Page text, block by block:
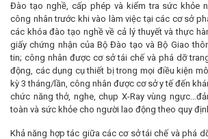
Đào tạo nghề, cấp phép và kiểm tra sức khỏe
công nhân trước khi vào làm việc tại các cơ sở
các khóa đào tạo nghề về cả lý thuyết và thực
giấy chứng nhận của Bộ Đào tạo và Bộ Giao
tin; công nhân được cơ sở tái chế và phá dỡ
động, các dụng cụ thiết bị trong mọi điều kiện
kỳ 3 tháng/lần, công nhân được cơ sở y tế đến
chức năng thở, nghe, chụp X-Ray vùng
toàn và sức khỏe cho người lao động theo quy
Khả năng hợp tác giữa các cơ sở tái chế và phá